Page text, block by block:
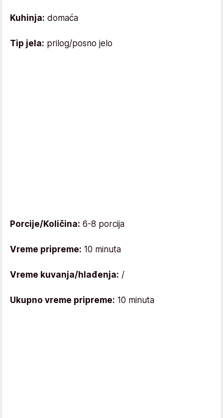
Kuhinja: domaća
Tip jela: prilog/posno jelo
Porcije/Količina: 6-8 porcija
Vreme pripreme: 10 minuta
Vreme kuvanja/hlađenja: /
Ukupno vreme pripreme: 10 minuta